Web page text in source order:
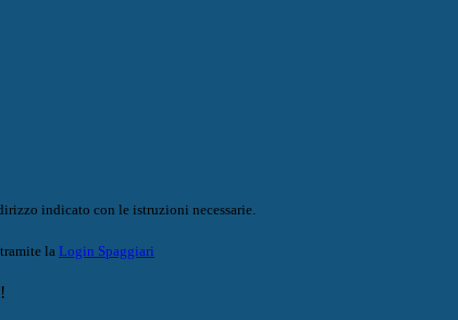
indicato con le istruzioni necessarie.
la Login Spaggiari